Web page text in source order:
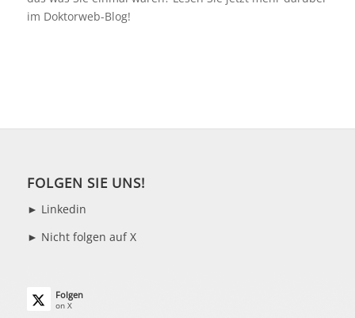
im Doktorweb-Blog!
FOLGEN SIE UNS!
► Linkedin
► Nicht folgen auf X
Folgen
on X